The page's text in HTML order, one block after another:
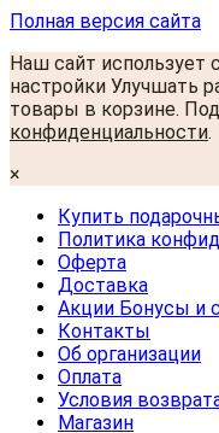
Полная версия сайта
Наш сайт использует
настройки Улучшать
товары в корзине.
конфиденциальности.
×
Купить
Политика
Оферта
Доставка
Акции Бонусы и
Контакты
Об организации
Оплата
Условия
Магазин